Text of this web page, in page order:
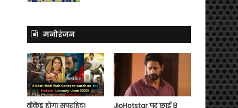
मनोरंजन
वीकेंड होगा सुपरहिट!
JioHotstar पर छाई 8